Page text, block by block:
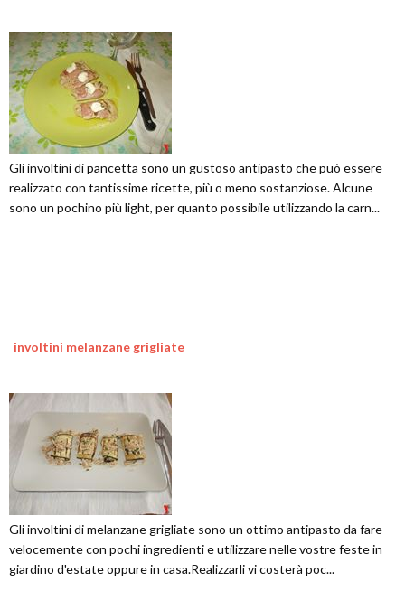
Gli involtini di pancetta sono un gustoso antipasto che può essere
realizzato con tantissime ricette, più o meno sostanziose. Alcune
sono un pochino più light, per quanto possibile utilizzando la carn...
involtini melanzane grigliate
Gli involtini di melanzane grigliate sono un ottimo antipasto da fare
velocemente con pochi ingredienti e utilizzare nelle vostre feste in
giardino d'estate oppure in casa.Realizzarli vi costerà poc...